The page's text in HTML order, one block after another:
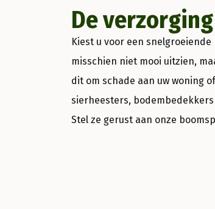
De
Kiest u voor een
misschien niet mooi uitzien,
dit om schade aan uw woning
sierheesters,
Stel ze gerust aan onze